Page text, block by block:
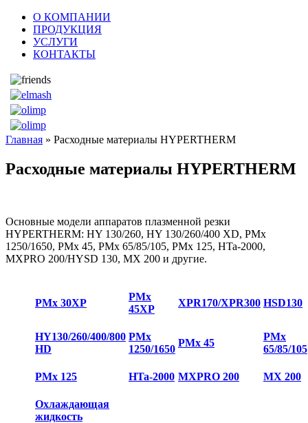
О КОМПАНИИ
ПРОДУКЦИЯ
УСЛУГИ
КОНТАКТЫ
Главная » Расходные материалы HYPERTHERM
Расходные материалы HYPERTHERM
Основные модели аппаратов плазменной резки
HYPERTHERM: HY 130/260, HY 130/260/400 XD, PMx
1250/1650, PMx 45, PMx 65/85/105, PMx 125, HTa-2000,
MXPRO 200/HYSD 130, MX 200 и другие.
PMx 30XP
PMx
45XP
XPR170/XPR300 HSD130
HY130/260/400/800
HD
PMx
1250/1650
PMx 45
PMx
65/85/105
PMx 125 HTa-2000 MXPRO 200 MX 200
Охлаждающая
жидкость